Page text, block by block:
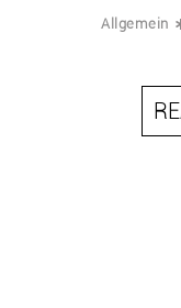
Allgemein